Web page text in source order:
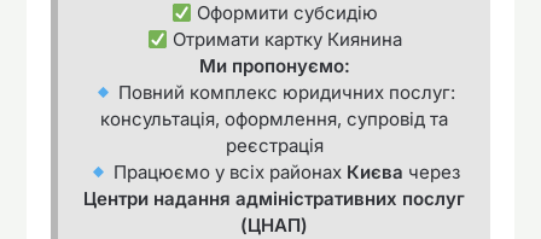
Оформити субсидію
Отримати картку Киянина
Ми пропонуємо:
Повний комплекс юридичних послуг:
консультація, оформлення, супровід та
реєстрація
Працюємо у всіх районах Києва через
Центри надання адміністративних послуг
(ЦНАП)